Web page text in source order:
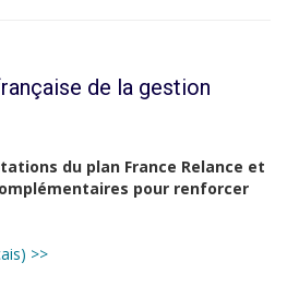
de la gestion
du plan France Relance et
pour renforcer
>>